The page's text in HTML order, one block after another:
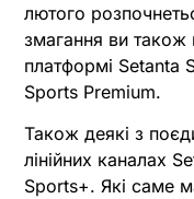
лютого
змагання ви
платформі Setanta
Sports Premium.
Також деякі з
лінійних каналах
Sports+. Які саме